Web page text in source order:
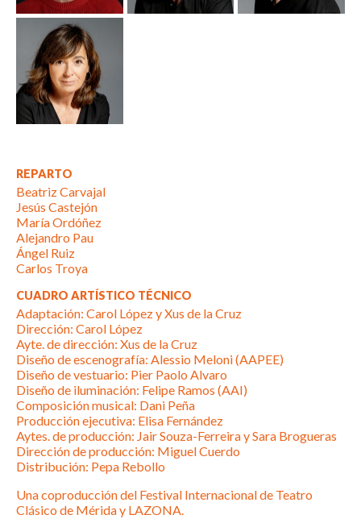
REPARTO
Beatriz Carvajal
Jesús Castejón
María Ordóñez
Alejandro Pau
Ángel Ruiz
Carlos Troya
CUADRO ARTÍSTICO TÉCNICO
Adaptación: Carol López y Xus de la Cruz
Dirección: Carol López
Ayte. de dirección: Xus de la Cruz
Diseño de escenografía: Alessio Meloni (AAPEE)
Diseño de vestuario: Pier Paolo Alvaro
Diseño de iluminación: Felipe Ramos (AAI)
Composición musical: Dani Peña
Producción ejecutiva: Elisa Fernández
Aytes. de producción: Jair Souza-Ferreira y Sara Brogueras
Dirección de producción: Miguel Cuerdo
Distribución: Pepa Rebollo
Una coproducción del Festival Internacional de Teatro
Clásico de Mérida y LAZONA.